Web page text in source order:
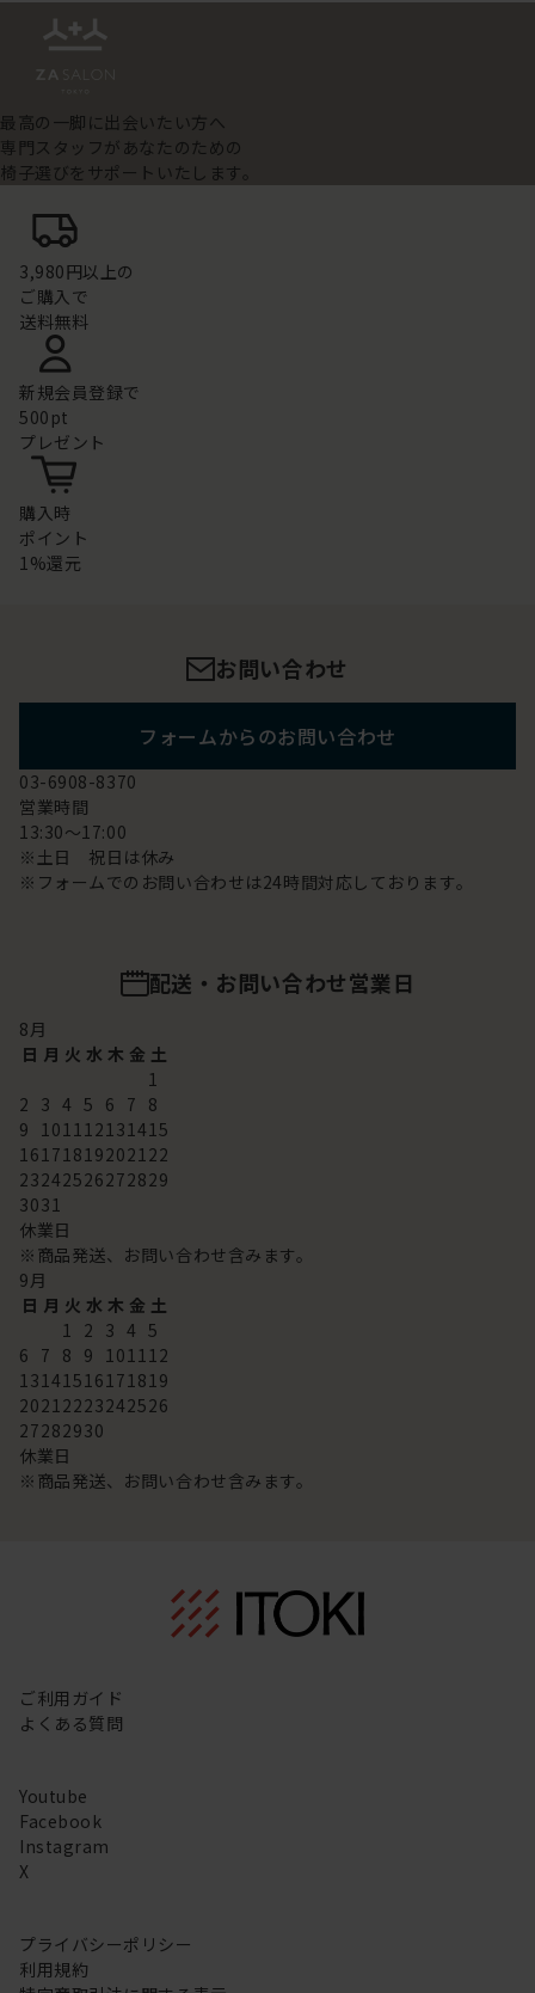
最高の一脚に出会いたい方へ
専門スタッフがあなたのための
椅子選びをサポートいたします。
3,980円以上の
ご購入で
送料無料
新規会員登録で
500pt
プレゼント
購入時
ポイント
1%還元
お問い合わせ
フォームからのお問い合わせ
03-6908-8370
営業時間
13:30～17:00
※土日 祝日は休み
※フォームでのお問い合わせは24時間対応しております。
配送・お問い合わせ営業日
8月
日 月 火 水 木 金 土
1
2 3 4 5 6 7 8
9 101112131415
16171819202122
23242526272829
3031
休業日
※商品発送、お問い合わせ含みます。
9月
日 月 火 水 木 金 土
1 2 3 4 5
6 7 8 9 101112
13141516171819
20212223242526
27282930
休業日
※商品発送、お問い合わせ含みます。
ご利用ガイド
よくある質問
Youtube
Facebook
Instagram
X
プライバシーポリシー
利用規約